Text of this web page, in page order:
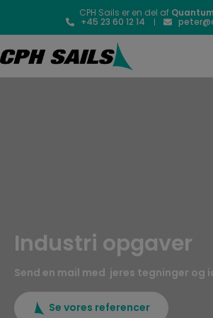
CPH Sails er en del af
+45 23 60 12 14
Industri opgaver
Send en mail med jeres tegninger og
Se vores referencer